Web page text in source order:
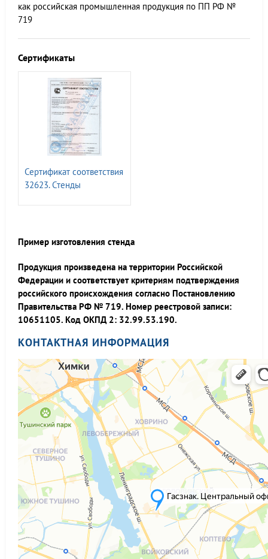
как российская промышленная продукция по ПП РФ №
719
Сертификаты
Сертификат соответствия
32623. Стенды
Пример изготовления стенда
Продукция произведена на территории Российской
Федерации и соответствует критериям подтверждения
российского происхождения согласно Постановлению
Правительства РФ № 719. Номер реестровой записи:
10651105. Код ОКПД 2: 32.99.53.190.
КОНТАКТНАЯ ИНФОРМАЦИЯ